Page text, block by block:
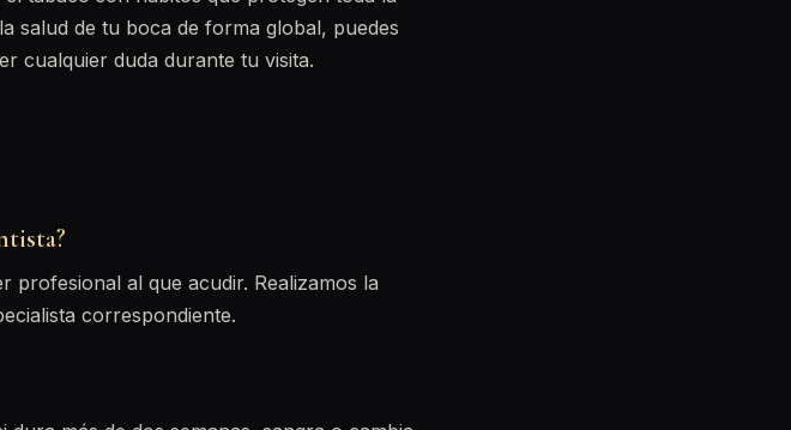
salud de tu boca de forma global, puedes
cualquier duda durante tu visita.
profesional al que acudir. Realizamos la
correspondiente.